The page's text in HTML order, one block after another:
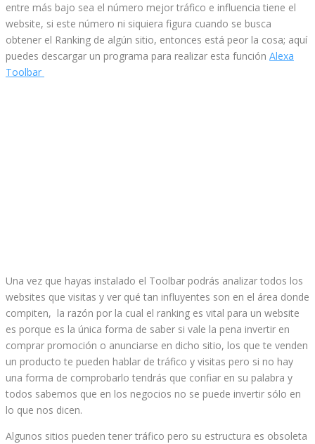
entre más bajo sea el número mejor tráfico e influencia tiene el
website, si este número ni siquiera figura cuando se busca
obtener el Ranking de algún sitio, entonces está peor la cosa; aquí
puedes descargar un programa para realizar esta función Alexa
Toolbar
Una vez que hayas instalado el Toolbar podrás analizar todos los
websites que visitas y ver qué tan influyentes son en el área donde
compiten, la razón por la cual el ranking es vital para un website
es porque es la única forma de saber si vale la pena invertir en
comprar promoción o anunciarse en dicho sitio, los que te venden
un producto te pueden hablar de tráfico y visitas pero si no hay
una forma de comprobarlo tendrás que confiar en su palabra y
todos sabemos que en los negocios no se puede invertir sólo en
lo que nos dicen.
Algunos sitios pueden tener tráfico pero su estructura es obsoleta